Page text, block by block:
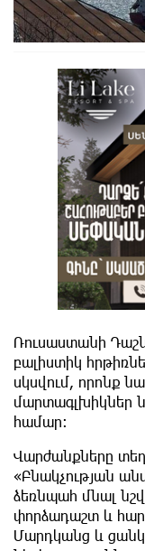
Ռուսաստանի
բալիստիկ
սկսվում, որոնք
մարտագլխիկներ
համար։
Վարժանքները
«Բնակչության
ձեռնպահ մնալ
փորձադաշտ և
Մարդկանց և